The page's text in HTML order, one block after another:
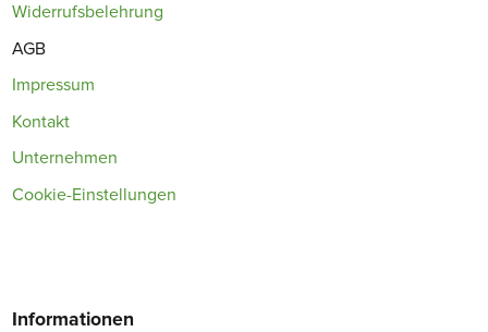
Widerrufsbelehrung
AGB
Impressum
Kontakt
Unternehmen
Cookie-Einstellungen
Informationen